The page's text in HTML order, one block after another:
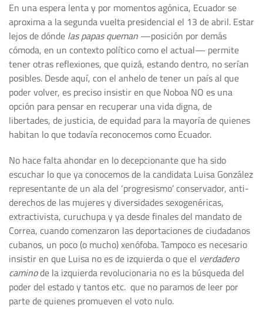
En una espera lenta y por momentos agónica, Ecuador se
aproxima a la segunda vuelta presidencial el 13 de abril. Estar
lejos de dónde las papas queman —posición por demás
cómoda, en un contexto político como el actual— permite
tener otras reflexiones, que quizá, estando dentro, no serían
posibles. Desde aquí, con el anhelo de tener un país al que
poder volver, es preciso insistir en que Noboa NO es una
opción para pensar en recuperar una vida digna, de
libertades, de justicia, de equidad para la mayoría de quienes
habitan lo que todavía reconocemos como Ecuador.
No hace falta ahondar en lo decepcionante que ha sido
escuchar lo que ya conocemos de la candidata Luisa González
representante de un ala del ‘progresismo’ conservador, anti-
derechos de las mujeres y diversidades sexogenéricas,
extractivista, curuchupa y ya desde finales del mandato de
Correa, cuando comenzaron las deportaciones de ciudadanos
cubanos, un poco (o mucho) xenófoba. Tampoco es necesario
insistir en que Luisa no es de izquierda o que el verdadero
caminode la izquierda revolucionaria no es la búsqueda del
poder del estado y tantos etc. que no paramos de leer por
parte de quienes promueven el voto nulo.